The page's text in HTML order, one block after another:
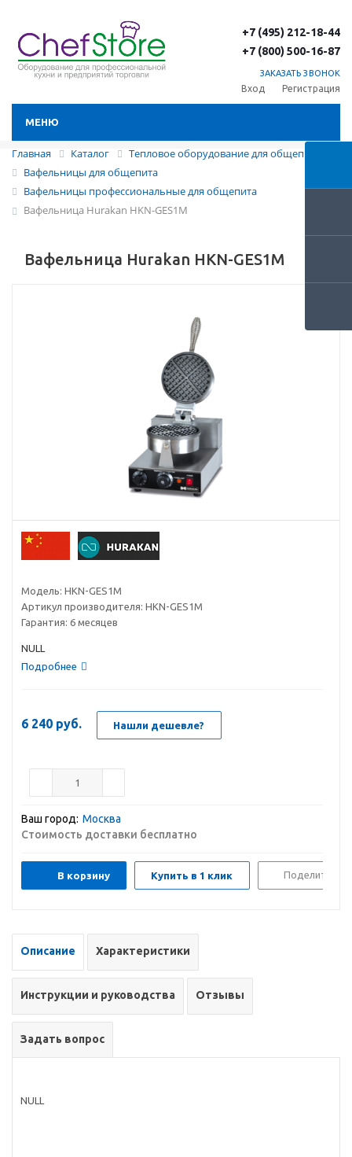
+7 (495) 212-18-44
+7 (800) 500-16-87
ЗАКАЗАТЬ ЗВОНОК
Вход Регистрация
МЕНЮ
Главная Каталог
Тепловое оборудование для общепита
Вафельницы для общепита
Вафельницы профессиональные для общепита
Вафельница Hurakan HKN-GES1M
Вафельница Hurakan HKN-GES1M
Модель: HKN-GES1M
Артикул производителя: HKN-GES1M
Гарантия: 6 месяцев
NULL
Подробнее
6 240 руб. Нашли дешевле?
Ваш город: Москва
Стоимость доставки бесплатно
В корзину Купить в 1 клик Поделиться
Описание Характеристики
Инструкции и руководства Отзывы
Задать вопрос
NULL